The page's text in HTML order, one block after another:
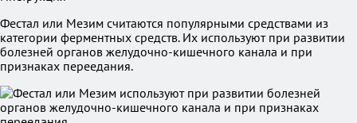
Фестал или Мезим считаются популярными средствами из
категории ферментных средств. Их используют при развитии
болезней органов желудочно-кишечного канала и при
признаках переедания.